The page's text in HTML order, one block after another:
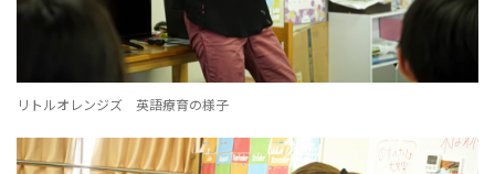
リトルオレンジズ 英語療育の様子